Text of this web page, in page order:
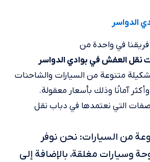
الدواسر
فريقنا في واحدة من
نقل العفش في بوادي الدواسر
متنوعة من السيارات والشاحنات
آمانًا وذلك بأسعار معقولة.
التي نعتمدها في دباب نقل
من السيارات: نحن نوفر
وسيارات مغلقة، بالإضافة إلى